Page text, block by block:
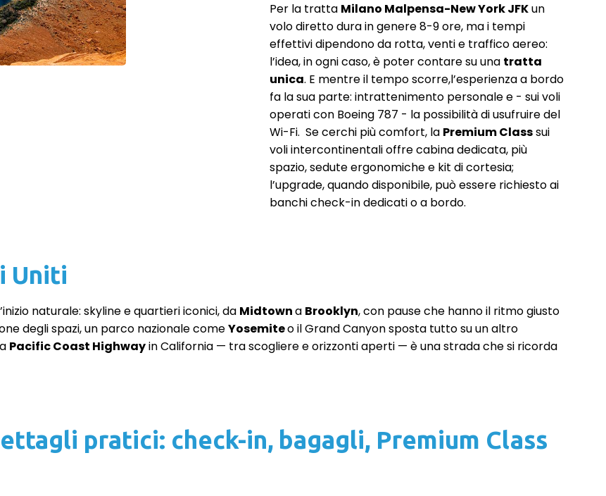
Per la tratta Milano Malpensa-New York JFKun
volo diretto dura in genere 8-9 ore, ma i tempi
effettivi dipendono da rotta, venti e traffico aereo:
l’idea, in ogni caso, è poter contare su una tratta
unica. E mentre il tempo scorre,l’esperienza a bordo
fa la sua parte: intrattenimento personale e - sui voli
operati con Boeing 787 - la possibilità di usufruire del
Wi-Fi. Se cerchi più comfort, la Premium Classsui
voli intercontinentali offre cabina dedicata, più
spazio, sedute ergonomiche e kit di cortesia;
l’upgrade, quando disponibile, può essere richiesto ai
banchi check-in dedicati o a bordo.
Uniti
naturale: skyline e quartieri iconici, da Midtowna Brooklyn, con pause che hanno il ritmo giusto
degli spazi, un parco nazionale comeYosemiteo il Grand Canyon sposta tutto su un altro
Pacific Coast Highwayin California — tra scogliere e orizzonti aperti — è una strada che si ricorda
pratici: check-in, bagagli, Premium Class